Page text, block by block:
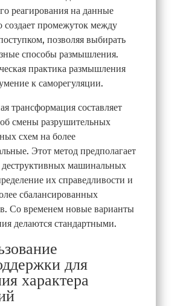
реагирования на данные
промежуток между
позволяя выбирать
способы размышления.
практика размышления
к саморегуляции.
трансформация составляет
смены разрушительных
схем на более
Этот метод предполагает
машинальных
их справедливости и
сбалансированных
Со временем новые варианты
делаются стандартными.
для
характера